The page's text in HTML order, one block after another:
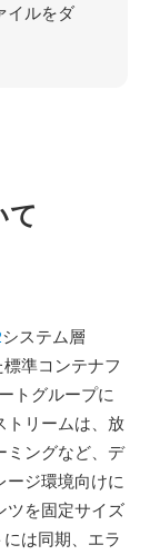
イルをダ
て
システム層
準コンテナフ
トグループに
トリームは、放
ミングなど、デ
ージ環境向けに
ツを固定サイズ
は同期、エラ